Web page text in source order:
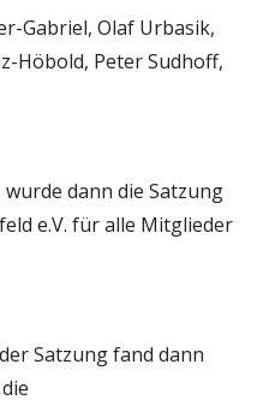
Gabriel, Olaf Urbasik,
Höbold, Peter Sudhoff,
wurde dann die Satzung
e.V. für alle Mitglieder
Satzung fand dann